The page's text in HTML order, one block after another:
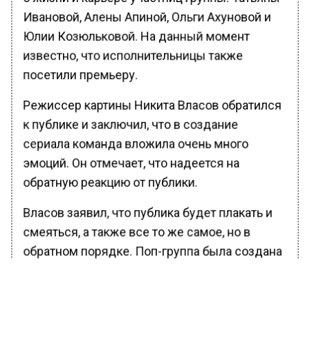
Ивановой, Алены Апиной, Ольги Ахуновой и
Юлии Козюльковой. На данный момент
известно, что исполнительницы также
посетили премьеру.
Режиссер картины Никита Власов обратился
к публике и заключил, что в создание
сериала команда вложила очень много
эмоций. Он отмечает, что надеется на
обратную реакцию от публики.
Власов заявил, что публика будет плакать и
смеяться, а также все то же самое, но в
обратном порядке. Поп-группа была создана